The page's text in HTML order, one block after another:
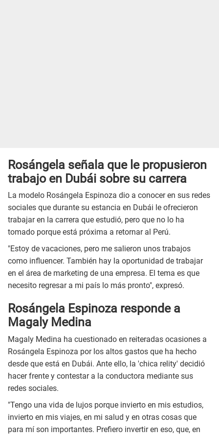
Rosángela señala que le propusieron
trabajo en Dubái sobre su carrera
La modelo Rosángela Espinoza dio a conocer en sus redes
sociales que durante su estancia en Dubái le ofrecieron
trabajar en la carrera que estudió, pero que no lo ha
tomado porque está próxima a retornar al Perú.
"Estoy de vacaciones, pero me salieron unos trabajos
como influencer. También hay la oportunidad de trabajar
en el área de marketing de una empresa. El tema es que
necesito regresar a mi país lo más pronto", expresó.
Rosángela Espinoza responde a
Magaly Medina
Magaly Medina ha cuestionado en reiteradas ocasiones a
Rosángela Espinoza por los altos gastos que ha hecho
desde que está en Dubái. Ante ello, la 'chica relity' decidió
hacer frente y contestar a la conductora mediante sus
redes sociales.
"Tengo una vida de lujos porque invierto en mis estudios,
invierto en mis viajes, en mi salud y en otras cosas que
para mí son importantes. Prefiero invertir en eso, que, en